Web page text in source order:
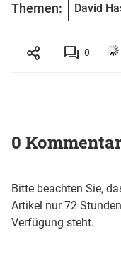
Themen: David
0
0
Bitte beachten Sie,
Artikel nur 72
Verfügung steht.